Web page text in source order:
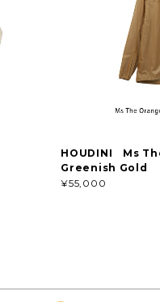
HOUDINI Ms
Greenish Gold
¥55,000